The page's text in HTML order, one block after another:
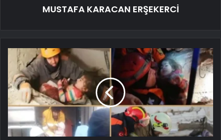
MUSTAFA KARACAN ERŞEKERCİ